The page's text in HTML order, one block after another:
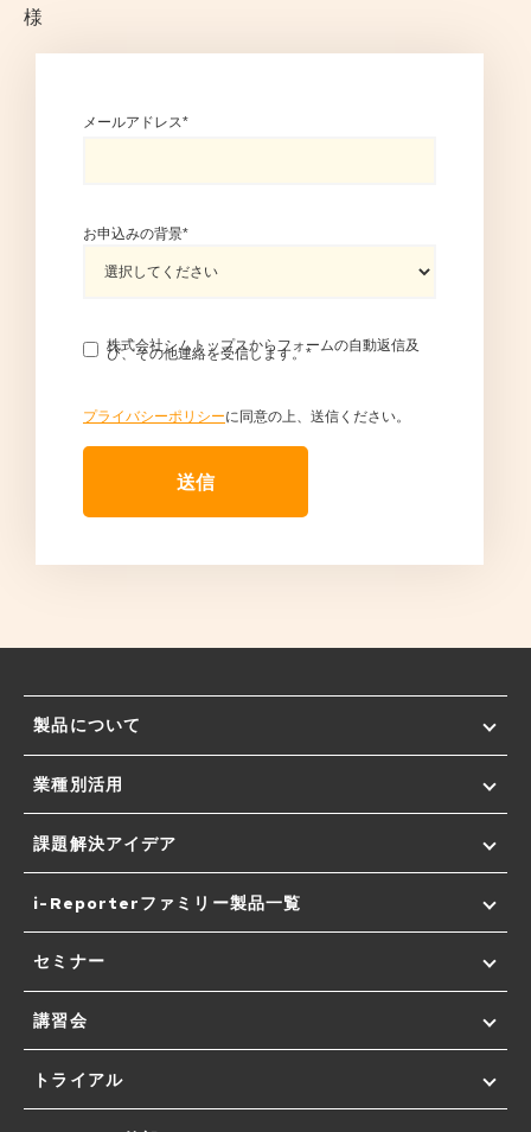
様
メールアドレス*
お申込みの背景*
株式会社シムトップスからフォームの自動返信及
び、その他連絡を受信します。 *
プライバシーポリシーに同意の上、送信ください。
製品について
業種別活用
課題解決アイデア
i-Reporterファミリー製品一覧
セミナー
講習会
トライアル